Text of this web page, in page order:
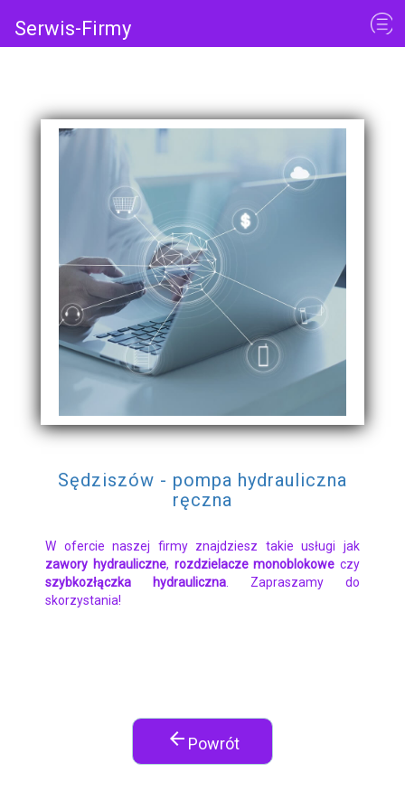
Serwis-Firmy
Sędziszów - pompa hydrauliczna
ręczna
W ofercie naszej firmy znajdziesz takie usługi jak
zawory hydrauliczne, rozdzielacze monoblokowe czy
szybkozłączka hydrauliczna . Zapraszamy do
skorzystania!
arrow_back Powrót